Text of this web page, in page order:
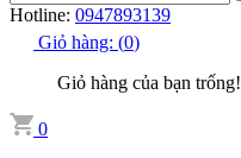
Hotline: 0947893139
Giỏ hàng: (0)
Giỏ hàng của bạn trống!
0